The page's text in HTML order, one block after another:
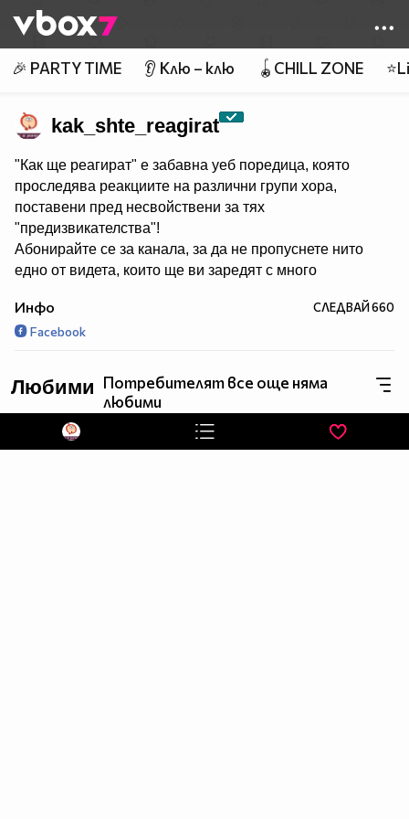
👾
🎉 PARTY TIME 👂 Клю – клю 🪀CHILL ZONE
kak_shte_reagirat
"Как ще реагират" е забавна уеб поредица, която
проследява реакциите на различни групи хора,
поставени пред несвойствени за тях
"предизвикателства"!
Абонирайте се за канала, за да не пропуснете нито
едно от видета, които ще ви заредят с много
Producer:http://7talents.bg/
Инфо СЛЕДВАЙ660
Facebook
Любими Потребителят все още няма
любими